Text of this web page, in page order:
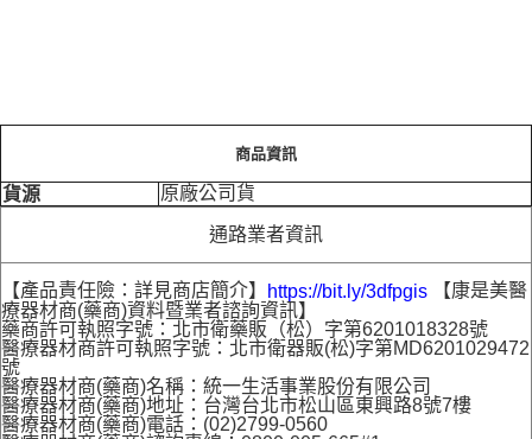
商品資訊
貨源 原廠公司貨
通路業者資訊
【產品責任險：詳見商店簡介】 https://bit.ly/3dfpgis 【康是美醫
療器材商(藥商)資料暨業者諮詢資訊】
藥商許可執照字號：北市衛藥販（松）字第6201018328號
醫療器材商許可執照字號：北市衛器販(松)字第MD6201029472
號
醫療器材商(藥商)名稱：統一生活事業股份有限公司
醫療器材商(藥商)地址：台灣台北市松山區東興路8號7樓
醫療器材商(藥商)電話：(02)2799-0560